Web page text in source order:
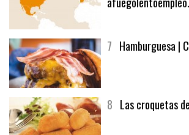
6Bolsa de trabajo: